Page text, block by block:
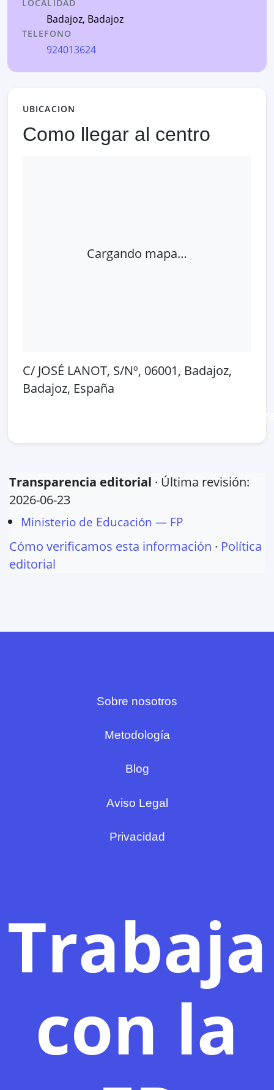
LOCALIDAD
Badajoz, Badajoz
TELEFONO
924013624
UBICACION
Como llegar al centro
Cargando mapa…
C/ JOSÉ LANOT, S/Nº, 06001, Badajoz,
Badajoz, España
Transparencia editorial · Última revisión:
2026-06-23
Ministerio de Educación — FP
Cómo verificamos esta información · Política
editorial
Sobre nosotros
Metodología
Blog
Aviso Legal
Privacidad
Trabaja
con la